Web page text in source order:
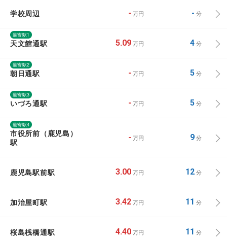
学校周辺 - 万円 - 分
最寄駅1
天文館通駅 5.09 万円 4分
最寄駅2
朝日通駅 - 万円 5分
最寄駅3
いづろ通駅 - 万円 5分
最寄駅4
市役所前（鹿児島）
駅
- 万円 9分
鹿児島駅前駅 3.00 万円 12分
加治屋町駅 3.42 万円 11 分
桜島桟橋通駅 4.40 万円 11 分